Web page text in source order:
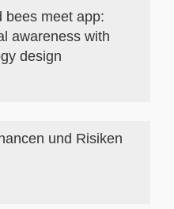
bees meet app:
awareness with
design
und Risiken